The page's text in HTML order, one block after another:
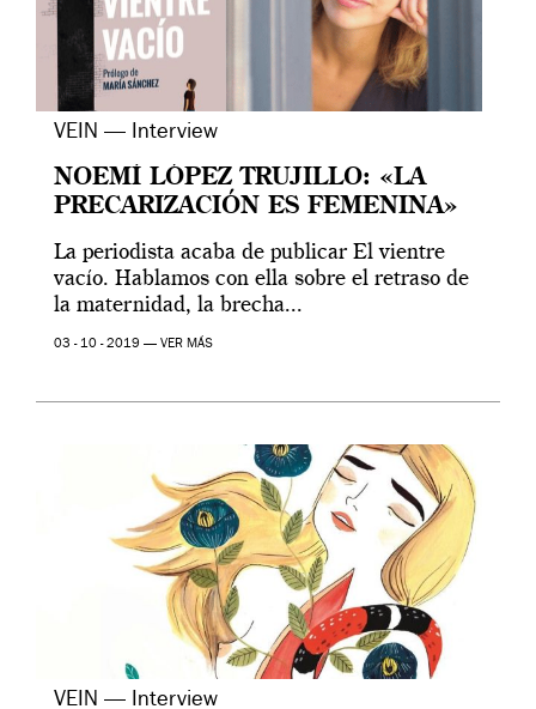
VEIN — Interview
NOEMÍ LÓPEZ TRUJILLO: «LA
PRECARIZACIÓN ES FEMENINA»
La periodista acaba de publicar El vientre
vacío. Hablamos con ella sobre el retraso de
la maternidad, la brecha...
03 - 10 - 2019 — VER MÁS
VEIN — Interview